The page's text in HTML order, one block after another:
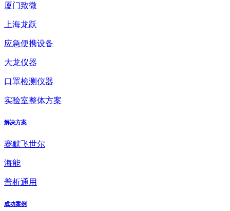
厦门致微
上海龙跃
应急便携设备
大龙仪器
口罩检测仪器
实验室整体方案
解决方案
赛默飞世尔
海能
普析通用
成功案例